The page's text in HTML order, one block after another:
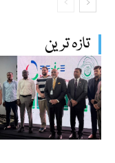
تازہ ترین